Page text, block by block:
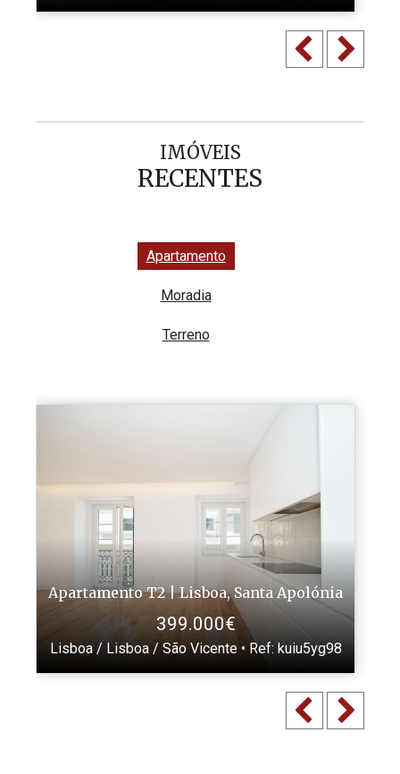
IMÓVEIS
RECENTES
Apartamento
Moradia
Terreno
Apartamento T2 | Lisboa, Santa Apolónia
399.000€
Lisboa / Lisboa / São Vicente • Ref: kuiu5yg98